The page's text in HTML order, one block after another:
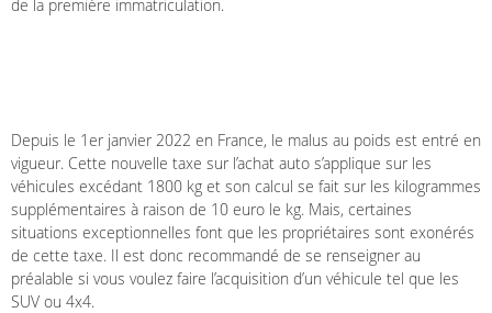
de la première immatriculation.
Depuis le 1er janvier 2022 en France, le malus au poids est entré en
vigueur. Cette nouvelle taxe sur l’achat auto s’applique sur les
véhicules excédant 1800 kg et son calcul se fait sur les kilogrammes
supplémentaires à raison de 10 euro le kg. Mais, certaines
situations exceptionnelles font que les propriétaires sont exonérés
de cette taxe. Il est donc recommandé de se renseigner au
préalable si vous voulez faire l’acquisition d’un véhicule tel que les
SUV ou 4x4.